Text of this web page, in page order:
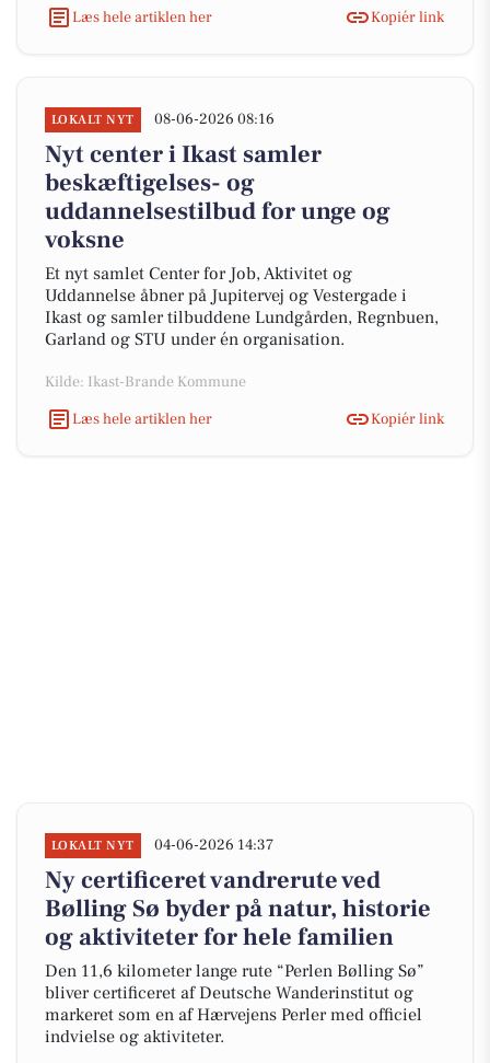
Læs hele artiklen her Kopiér link
LOKALT NYT 08-06-2026 08:16
Nyt center i Ikast samler
beskæftigelses- og
uddannelsestilbud for unge og
voksne
Et nyt samlet Center for Job, Aktivitet og
Uddannelse åbner på Jupitervej og Vestergade i
Ikast og samler tilbuddene Lundgården, Regnbuen,
Garland og STU under én organisation.
Kilde: Ikast-Brande Kommune
Læs hele artiklen her
Kopiér link
LOKALT NYT 04-06-2026 14:37
Ny certificeret vandrerute ved
Bølling Sø byder på natur, historie
og aktiviteter for hele familien
Den 11,6 kilometer lange rute “Perlen Bølling Sø”
bliver certificeret af Deutsche Wanderinstitut og
markeret som en af Hærvejens Perler med officiel
indvielse og aktiviteter.